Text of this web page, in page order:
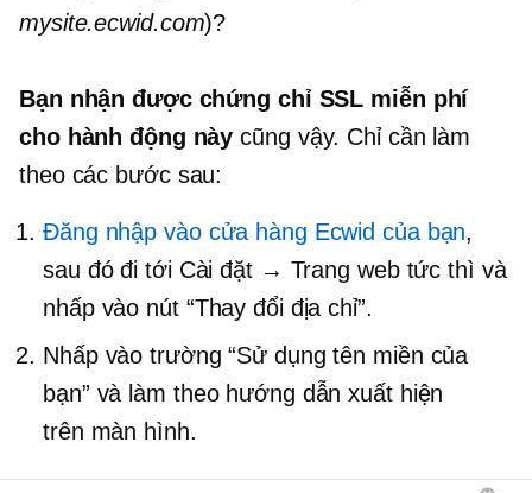
mysite.ecwid.com)?
Bạn nhận được chứng chỉ SSL miễn phí
cho hành động này cũng vậy. Chỉ cần làm
theo các bước sau:
Đăng nhập vào cửa hàng Ecwid của bạn,
sau đó đi tới Cài đặt → Trang web tức thì và
nhấp vào nút “Thay đổi địa chỉ”.
Nhấp vào trường “Sử dụng tên miền của
bạn” và làm theo hướng dẫn xuất hiện
trên màn hình.